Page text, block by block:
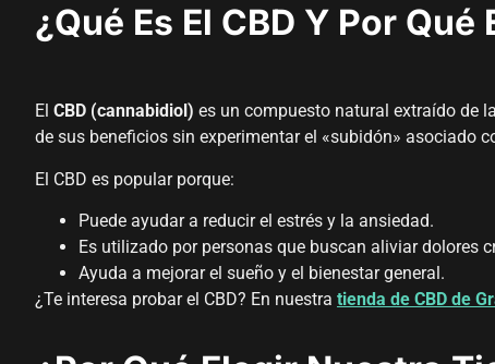
¿Qué Es El CBD Y Por
El CBD (cannabidiol) es un compuesto natural extraído de
de sus beneficios sin experimentar el «subidón» asociado
El CBD es popular porque:
Puede ayudar a reducir el estrés y la ansiedad.
Es utilizado por personas que buscan aliviar dolores
Ayuda a mejorar el sueño y el bienestar general.
¿Te interesa probar el CBD? En nuestra tienda de CBD de